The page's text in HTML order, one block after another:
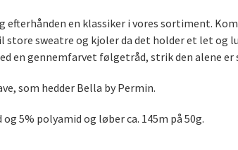
en klassiker i vores sortiment.
sweatre og kjoler da det holder et let og
en gennemfarvet følgetråd, strik den alene
som hedder Bella by Permin.
5% polyamid og løber ca. 145m på 50g.